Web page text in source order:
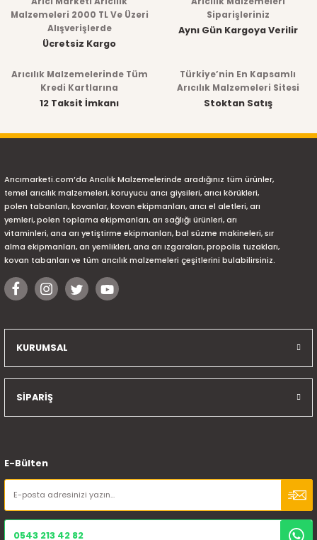
Malzemeleri 2000 TL Ve Üzeri
Alışverişlerde
Ücretsiz Kargo
Siparişleriniz
Aynı Gün Kargoya Verilir
Arıcılık Malzemelerinde Tüm
Kredi Kartlarına
12 Taksit İmkanı
Türkiye’nin En Kapsamlı
Arıcılık Malzemeleri Sitesi
Stoktan Satış
Arıcımarketi.com’da Arıcılık Malzemelerinde aradığınız tüm ürünler,
temel arıcılık malzemeleri, koruyucu arıcı giysileri, arıcı körükleri,
polen tabanları, kovanlar, kovan ekipmanları, arıcı el aletleri, arı
yemleri, polen toplama ekipmanları, arı sağlığı ürünleri, arı
vitaminleri, ana arı yetiştirme ekipmanları, bal süzme makineleri, sır
alma ekipmanları, arı yemlikleri, ana arı ızgaraları, propolis tuzakları,
kovan tabanları ve tüm arıcılık malzemeleri çeşitlerini bulabilirsiniz.
KURUMSAL
SİPARİŞ
E-Bülten
0543 213 42 82